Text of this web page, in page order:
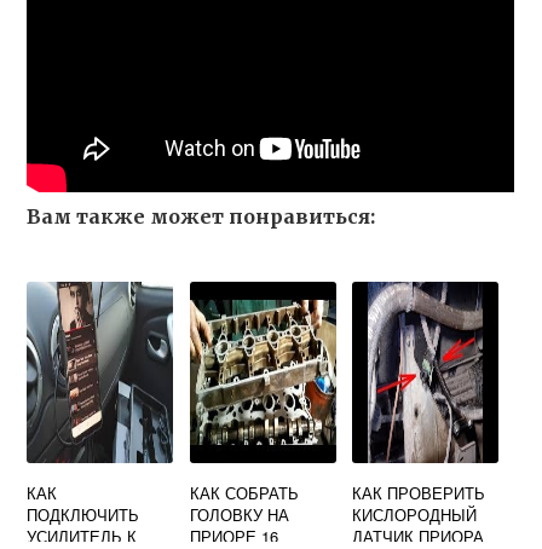
Вам также может понравиться:
КАК
ПОДКЛЮЧИТЬ
УСИЛИТЕЛЬ К
КАК СОБРАТЬ
ГОЛОВКУ НА
ПРИОРЕ 16
КАК ПРОВЕРИТЬ
КИСЛОРОДНЫЙ
ДАТЧИК ПРИОРА